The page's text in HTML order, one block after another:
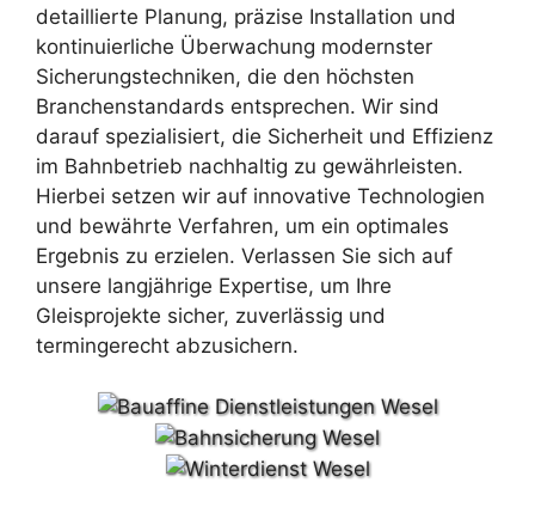
detaillierte Planung, präzise Installation und
kontinuierliche Überwachung modernster
Sicherungstechniken, die den höchsten
Branchenstandards entsprechen. Wir sind
darauf spezialisiert, die Sicherheit und Effizienz
im Bahnbetrieb nachhaltig zu gewährleisten.
Hierbei setzen wir auf innovative Technologien
und bewährte Verfahren, um ein optimales
Ergebnis zu erzielen. Verlassen Sie sich auf
unsere langjährige Expertise, um Ihre
Gleisprojekte sicher, zuverlässig und
termingerecht abzusichern.